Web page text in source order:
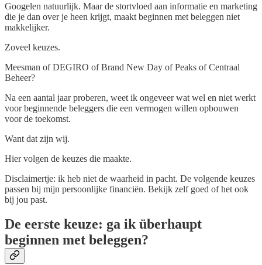
Googelen natuurlijk. Maar de stortvloed aan informatie en marketing
die je dan over je heen krijgt, maakt beginnen met beleggen niet
makkelijker.
Zoveel keuzes.
Meesman of DEGIRO of Brand New Day of Peaks of Centraal
Beheer?
Na een aantal jaar proberen, weet ik ongeveer wat wel en niet werkt
voor beginnende beleggers die een vermogen willen opbouwen
voor de toekomst.
Want dat zijn wij.
Hier volgen de keuzes die maakte.
Disclaimertje: ik heb niet de waarheid in pacht. De volgende keuzes
passen bij mijn persoonlijke financiën. Bekijk zelf goed of het ook
bij jou past.
De eerste keuze: ga ik überhaupt
beginnen met beleggen?